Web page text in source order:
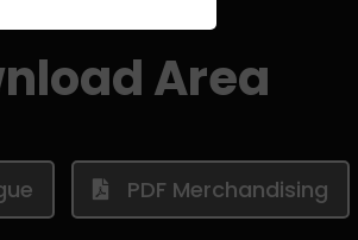
Area
PDF Merchandising